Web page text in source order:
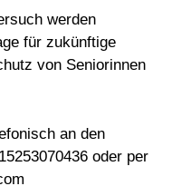
werden
für zukünftige
von Seniorinnen
an den
oder per